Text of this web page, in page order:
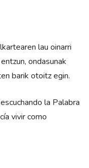
lau oinarri
ondasunak
barik otoitz egin.
la Palabra
vivir como